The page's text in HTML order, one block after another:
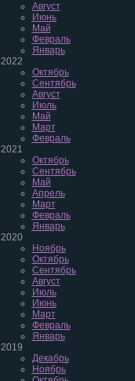
Август
Июнь
Май
Февраль
Январь
2022
Октябрь
Сентябрь
Август
Июль
Май
Март
Февраль
2021
Октябрь
Сентябрь
Май
Апрель
Март
Февраль
Январь
2020
Ноябрь
Октябрь
Сентябрь
Август
Июль
Июнь
Март
Февраль
Январь
2019
Декабрь
Ноябрь